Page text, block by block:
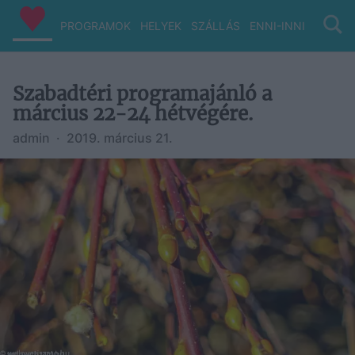
PROGRAMOK HELYEK SZÁLLÁS ENNI-INNI VIZ/
Szabadtéri programajánló a
március 22-24 hétvégére.
admin · 2019. március 21.